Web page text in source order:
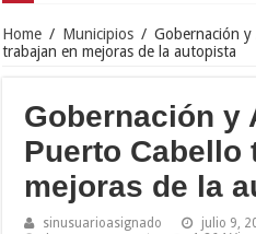
Home / Municipios / Gobernación y
trabajan en mejoras de la autopista
Gobernación y
Puerto Cabello
mejoras de la
sinusuarioasignado julio 9,